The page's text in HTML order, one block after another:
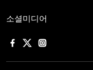
소셜미디어